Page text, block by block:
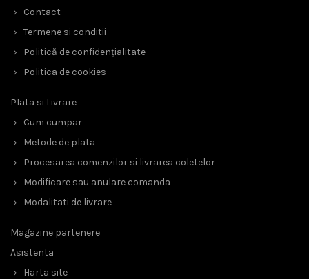
Contact
Termene si conditii
Politică de confidențialitate
Politica de cookies
Plata si Livrare
Cum cumpar
Metode de plata
Procesarea comenzilor si livrarea coletelor
Modificare sau anulare comanda
Modalitati de livrare
Magazine partenere
Asistenta
Harta site